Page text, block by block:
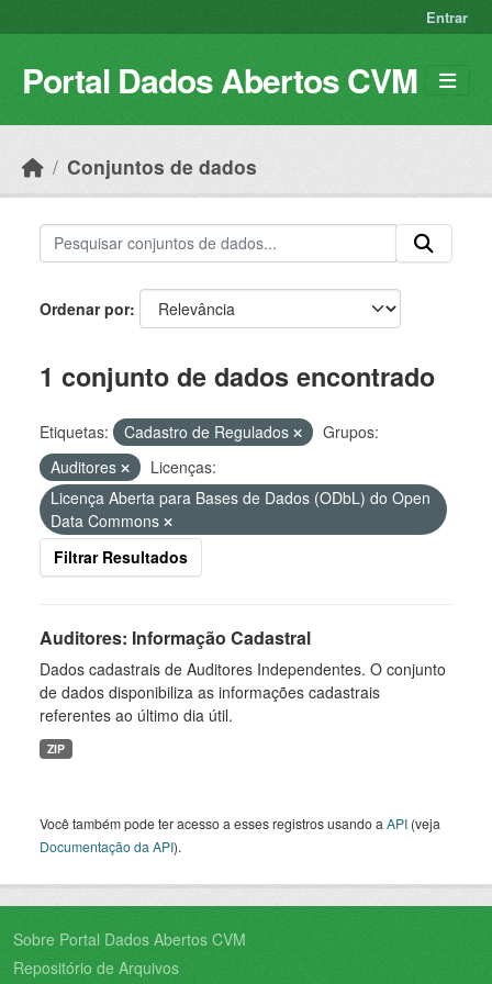
Entrar
Portal Dados Abertos CVM
Conjuntos de dados
Ordenar por
1 conjunto de dados encontrado
Etiquetas: Cadastro de Regulados
Grupos:
Auditores
Licenças:
Licença Aberta para Bases de Dados (ODbL) do Open
Data Commons
Filtrar Resultados
Auditores: Informação Cadastral
Dados cadastrais de Auditores Independentes. O conjunto
de dados disponibiliza as informações cadastrais
referentes ao último dia útil.
ZIP
Você também pode ter acesso a esses registros usando a API (veja
Documentação da API).
Sobre Portal Dados Abertos CVM
Repositório de Arquivos